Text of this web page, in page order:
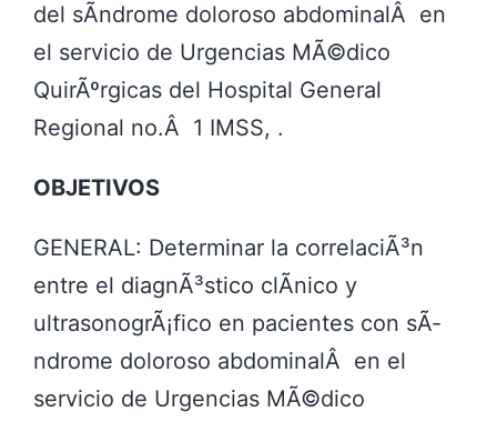
del sÃ­ndrome doloroso abdominalÂ en
el servicio de Urgencias MÃ©dico
QuirÃºrgicas del Hospital General
Regional no.Â 1 IMSS, .
OBJETIVOS
GENERAL: Determinar la correlaciÃ³n
entre el diagnÃ³stico clÃ­nico y
ultrasonogrÃ¡fico en pacientes con sÃ­
ndrome doloroso abdominalÂ en el
servicio de Urgencias MÃ©dico